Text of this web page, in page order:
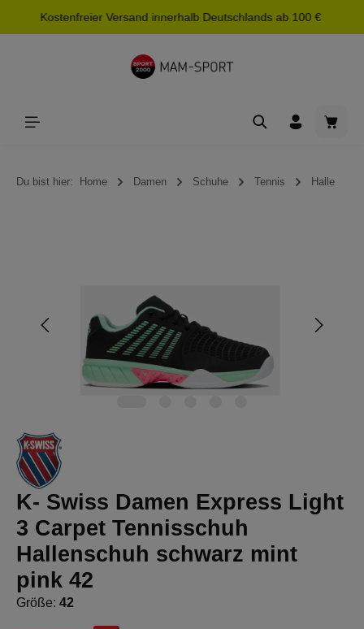
springen
Kostenfreier Versand innerhalb Deutschlands ab 100 €
Du bist hier: Home Damen Schuhe Tennis Halle
K- Swiss Damen Express Light
3 Carpet Tennisschuh
Hallenschuh schwarz mint
pink 42
Größe: 42